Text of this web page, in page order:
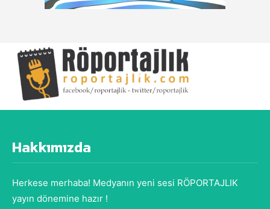
Hakkımızda
Herkese merhaba! Medyanın yeni sesi RÖPORTAJLIK
yayın dönemine hazır !